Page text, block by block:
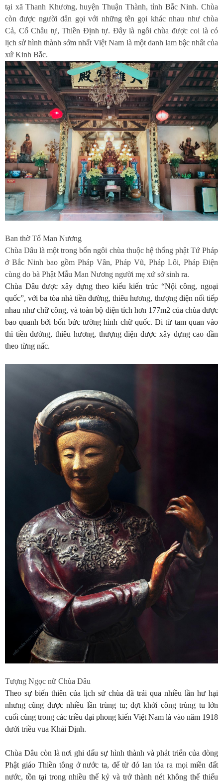
tại xã Thanh Khương, huyện Thuận Thành, tỉnh Bắc Ninh. Chùa
còn được người dân gọi với những tên gọi khác nhau như chùa
Cả, Cổ Châu tự, Thiền Định tự. Đây là ngôi chùa được coi là có
lịch sử hình thành sớm nhất Việt Nam là một danh lam bậc nhất của
xứ Kinh Bắc.
Ban thờ Tổ Man Nương
Chùa Dâu là một trong bốn ngôi chùa thuộc hệ thống phật Tứ Pháp
ở Bắc Ninh bao gồm Pháp Vân, Pháp Vũ, Pháp Lôi, Pháp Điện
cùng do bà Phật Mẫu Man Nương người mẹ xứ sở sinh ra.
Chùa Dâu được xây dựng theo kiểu kiến trúc “Nội công, ngoại
quốc”, với ba tòa nhà tiền đường, thiêu hương, thượng điện nối tiếp
nhau như chữ công, và toàn bộ diện tích hơn 177m2 của chùa được
bao quanh bởi bốn bức tường hình chữ quốc. Đi từ tam quan vào
thì tiền đường, thiêu hương, thượng điện được xây dựng cao dần
theo từng nấc.
Tượng Ngọc nữ Chùa Dâu
Theo sự biến thiên của lịch sử chùa đã trải qua nhiều lần hư hại
nhưng cũng được nhiều lần trùng tu; đợt khởi công trùng tu lớn
cuối cùng trong các triều đại phong kiến Việt Nam là vào năm 1918
dưới triều vua Khải Định.
Chùa Dâu còn là nơi ghi dấu sự hình thành và phát triển của dòng
Phật giáo Thiền tông ở nước ta, để từ đó lan tỏa ra mọi miền đất
nước, tồn tại trong nhiều thế kỷ và trở thành nét không thể thiếu